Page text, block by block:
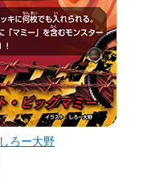
しろー大野